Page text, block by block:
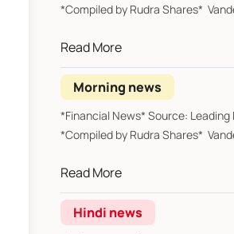
*Compiled by Rudra Shares*
Read More
Morning news
*Financial News* Source:
*Compiled by Rudra Shares*
Read More
Hindi news